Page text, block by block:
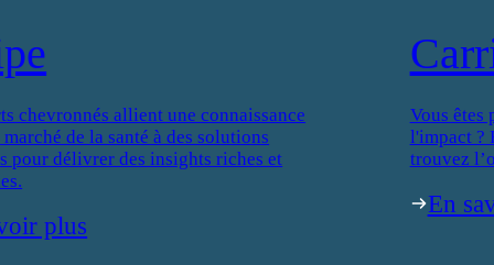
chevronnés allient une connaissance
de la santé à des solutions
pour délivrer des insights riches et
plus
Vous êtes
l'impact ?
trouvez
En